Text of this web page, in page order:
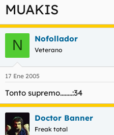
MUAKIS
N Nofollador
Veterano
17 Ene 2005
Tonto supremo........:34
Doctor Banner
Freak total